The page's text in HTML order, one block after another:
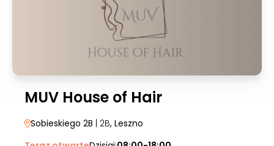
MUV House of Hair
Sobieskiego 2B | 2B, Leszno